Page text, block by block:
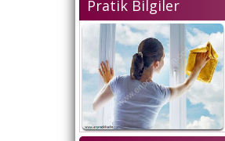
Pratik Bilgiler